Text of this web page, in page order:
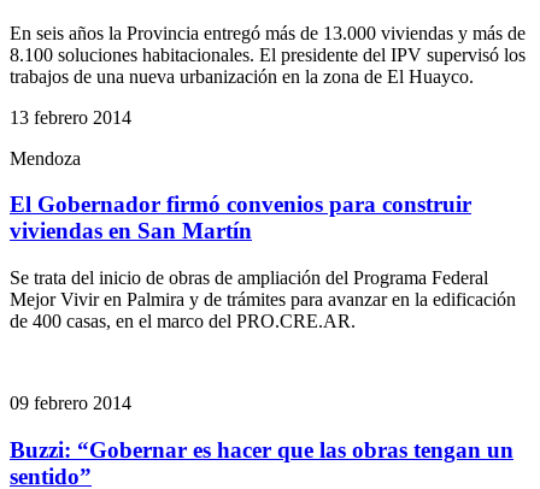
En seis años la Provincia entregó más de 13.000 viviendas y más de
8.100 soluciones habitacionales. El presidente del IPV supervisó los
trabajos de una nueva urbanización en la zona de El Huayco.
13 febrero 2014
Mendoza
El Gobernador firmó convenios para construir
viviendas en San Martín
Se trata del inicio de obras de ampliación del Programa Federal
Mejor Vivir en Palmira y de trámites para avanzar en la edificación
de 400 casas, en el marco del PRO.CRE.AR.
09 febrero 2014
Buzzi: “Gobernar es hacer que las obras tengan un
sentido”